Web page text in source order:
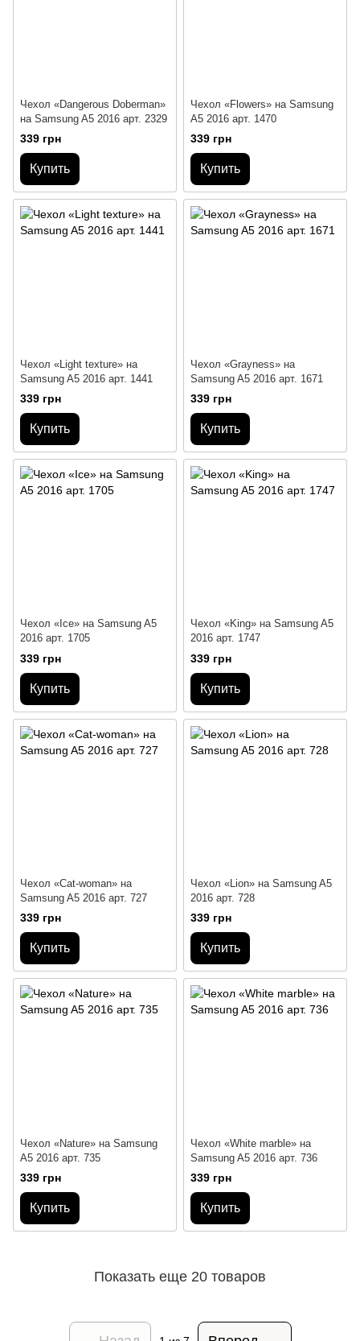
Чехол «Dangerous Doberman»
на Samsung A5 2016 арт. 2329
339 грн
Купить
Чехол «Flowers» на Samsung
A5 2016 арт. 1470
339 грн
Купить
Чехол «Light texture» на
Samsung A5 2016 арт. 1441
339 грн
Купить
Чехол «Grayness» на
Samsung A5 2016 арт. 1671
339 грн
Купить
Чехол «Ice» на Samsung A5
2016 арт. 1705
339 грн
Купить
Чехол «King» на Samsung A5
2016 арт. 1747
339 грн
Купить
Чехол «Cat-woman» на
Samsung A5 2016 арт. 727
339 грн
Купить
Чехол «Lion» на Samsung A5
2016 арт. 728
339 грн
Купить
Чехол «Nature» на Samsung
A5 2016 арт. 735
339 грн
Купить
Чехол «White marble» на
Samsung A5 2016 арт. 736
339 грн
Купить
Показать еще 20 товаров